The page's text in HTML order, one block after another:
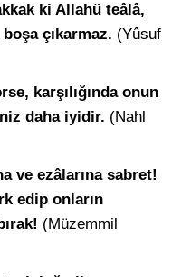
ki Allahü teâlâ,
çıkarmaz. (Yûsuf
karşılığında onun
daha iyidir. (Nahl
ve ezâlarına sabret!
edip onların
(Müzemmil